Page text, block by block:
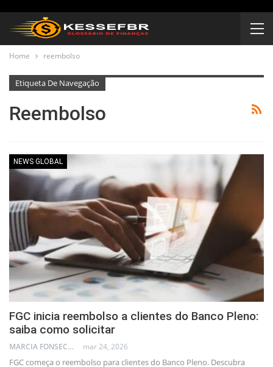
Home reembolso
Etiqueta De Navegação
Reembolso
NEWS GLOBAL
FGC inicia reembolso a clientes do Banco Pleno:
saiba como solicitar
MARCIA FONSECA - FINANCIAL CONSULTANT mar 24, 2026
FGC começa o reembolso para clientes do Banco Pleno. Descubra